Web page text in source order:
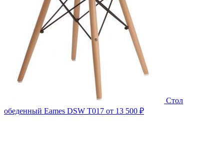
Стол
обеденный Eames DSW T017 от 13 500 ₽